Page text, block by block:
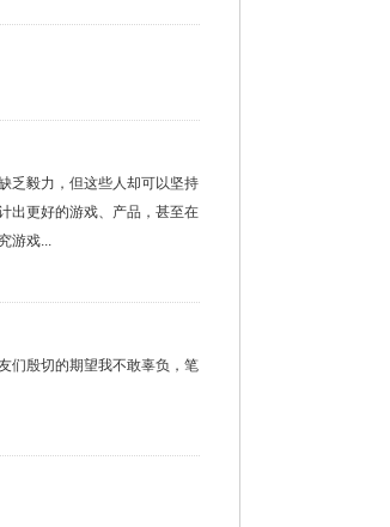
乏毅力，但这些人却可以坚持
出更好的游戏、产品，甚至在
游戏...
们殷切的期望我不敢辜负，笔